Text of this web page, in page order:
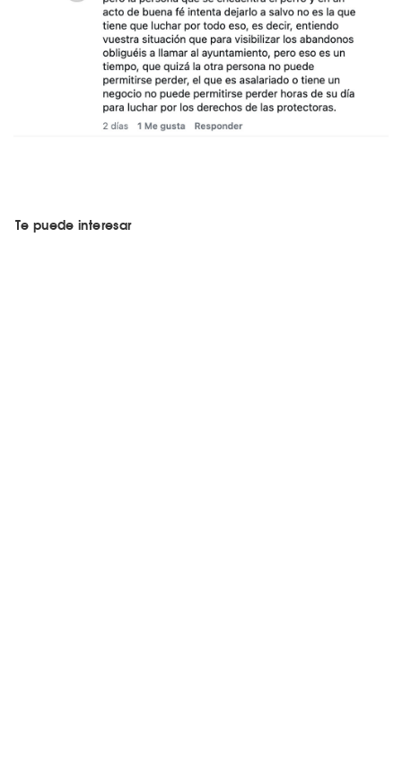
Te puede interesar